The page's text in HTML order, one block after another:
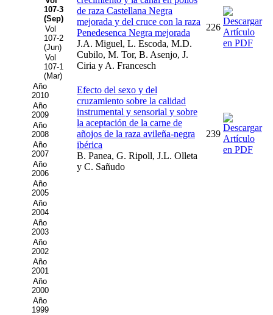
107-3
(Sep)
Vol
107-2
(Jun)
Vol
107-1
(Mar)
Año
2010
Año
2009
Año
2008
Año
2007
Año
2006
Año
2005
Año
2004
Año
2003
Año
2002
Año
2001
Año
2000
Año
1999
de raza Castellana Negra
mejorada y del cruce con la raza
Penedesenca Negra mejorada
J.A. Miguel, L. Escoda, M.D.
Cubilo, M. Tor, B. Asenjo, J.
Ciria y A. Francesch
226
Efecto del sexo y del
cruzamiento sobre la calidad
instrumental y sensorial y sobre
la aceptación de la carne de
añojos de la raza avileña-negra
ibérica
B. Panea, G. Ripoll, J.L. Olleta
y C. Sañudo
239